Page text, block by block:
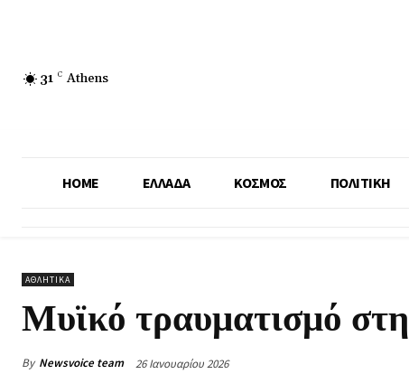
31 C Athens
HOME ΕΛΛΑΔΑ ΚΟΣΜΟΣ ΠΟΛΙΤΙΚΗ
ΑΘΛΗΤΙΚΑ
Μυϊκό τραυματισμό
By Newsvoice team 26 Ιανουαρίου 2026